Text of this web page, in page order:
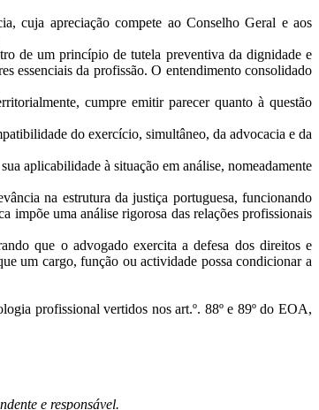
cuja apreciação compete ao Conselho Geral e aos
de um princípio de tutela preventiva da dignidade e
essenciais da profissão. O entendimento consolidado
cumpre emitir parecer quanto à questão
do exercício, simultâneo, da advocacia e da
aplicabilidade à situação em análise, nomeadamente
na estrutura da justiça portuguesa, funcionando
impõe uma análise rigorosa das relações profissionais
que o advogado exercita a defesa dos direitos e
um cargo, função ou actividade possa condicionar a
profissional vertidos nos art.º. 88º e 89º do EOA,
e responsável.